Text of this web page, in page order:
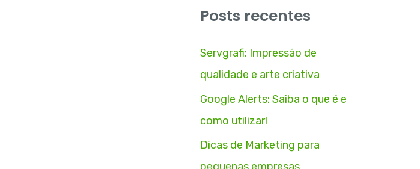
Posts recentes
Servgrafi: Impressão de
qualidade e arte criativa
Google Alerts: Saiba o que é e
como utilizar!
Dicas de Marketing para